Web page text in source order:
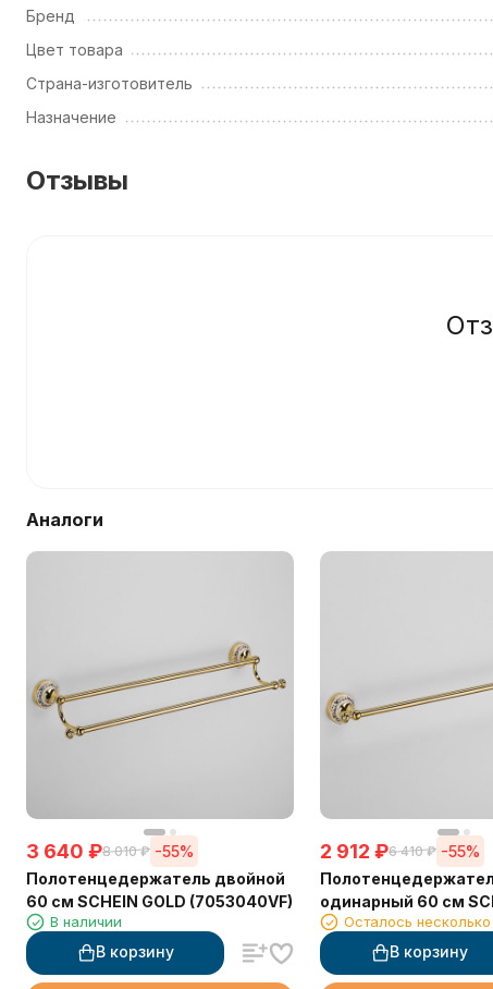
Бренд
Цвет товара
Страна-изготовитель
Назначение
Отзывы
Аналоги
3 640 ₽8 010 ₽ -55%
Полотенцедержатель двойной
60 см SCHEIN GOLD (7053040VF)
В наличии
В корзину
2 912 ₽6 410 ₽ -55%
одинарный 60 см
(7053037VF) GOLD
Осталось
В корзину